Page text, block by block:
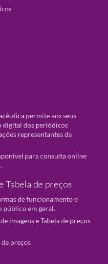
permite aos seus
digital dos periódicos
representantes da
para consulta online
Tabela de preços
de funcionamento e
público em geral.
imagens e Tabela de preços
de preços